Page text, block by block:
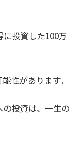
投資した100万
性があります。
投資は、一生の